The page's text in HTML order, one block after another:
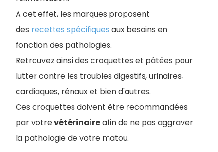
A cet effet, les marques proposent
des recettes spécifiques aux besoins en
fonction des pathologies.
Retrouvez ainsi des croquettes et pâtées pour
lutter contre les troubles digestifs, urinaires,
cardiaques, rénaux et bien d'autres.
Ces croquettes doivent être recommandées
par votrevétérinaireafin de ne pas aggraver
la pathologie de votre matou.